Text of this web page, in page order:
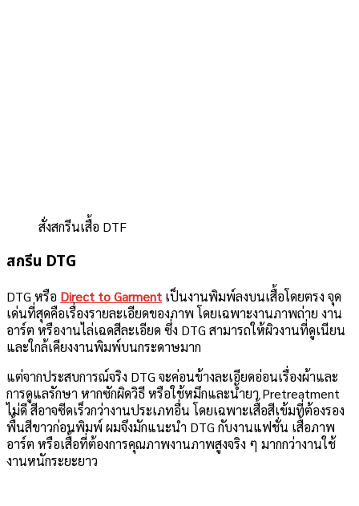
สั่งสกรีนเสื้อ DTF
สกรีน DTG
DTG หรือ Direct to Garment เป็นงานพิมพ์ลงบนเสื้อโดยตรง จุด
เด่นที่สุดคือเรื่องรายละเอียดของภาพ โดยเฉพาะงานภาพถ่าย งาน
อาร์ต หรืองานไล่เฉดสีละเอียด ซึ่ง DTG สามารถให้ผิวงานที่ดูเนียน
และใกล้เคียงงานพิมพ์บนกระดาษมาก
แต่จากประสบการณ์จริง DTG จะค่อนข้างละเอียดอ่อนเรื่องผ้าและ
การดูแลรักษา หากซักผิดวิธี หรือใช้หมึกและน้ำยา Pretreatment
ไม่ดี สีอาจซีดเร็วกว่างานประเภทอื่น โดยเฉพาะเสื้อสีเข้มที่ต้องรอง
พื้นสีขาวก่อนพิมพ์ ผมจึงมักแนะนำ DTG กับงานแฟชั่น เสื้อภาพ
อาร์ต หรือเสื้อที่ต้องการคุณภาพงานภาพสูงจริง ๆ มากกว่างานใช้
งานหนักระยะยาว